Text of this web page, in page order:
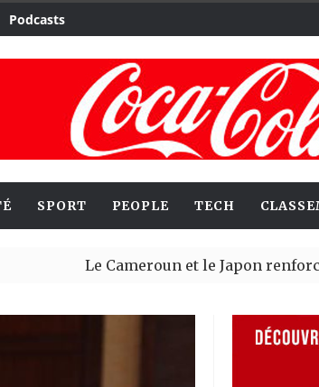
Podcasts
SPORT PEOPLE TECH
Le Cameroun et le Japon renforcent leur